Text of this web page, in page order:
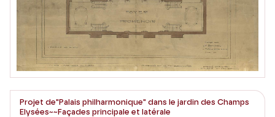
Projet de"Palais philharmonique" dans le jardin des Champs
Elysées~~Façades principale et latérale